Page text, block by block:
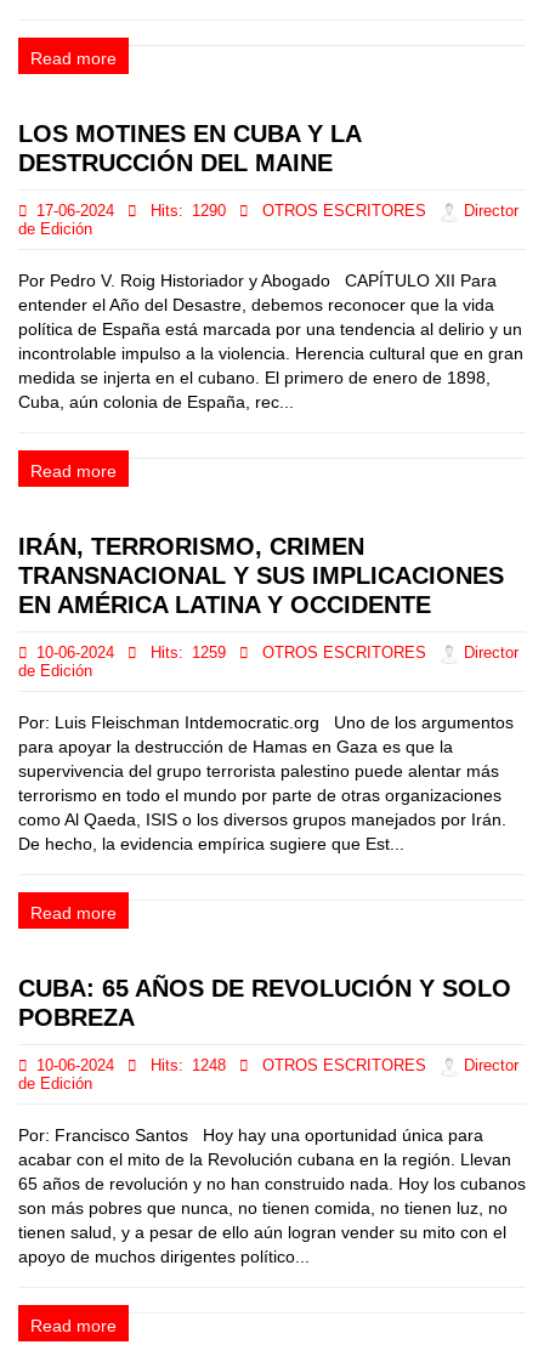
Read more
LOS MOTINES EN CUBA Y LA
DESTRUCCIÓN DEL MAINE
17-06-2024 Hits: 1290 OTROS ESCRITORES
Director
de Edición
Por Pedro V. Roig Historiador y Abogado CAPÍTULO XII Para
entender el Año del Desastre, debemos reconocer que la vida
política de España está marcada por una tendencia al delirio y un
incontrolable impulso a la violencia. Herencia cultural que en gran
medida se injerta en el cubano. El primero de enero de 1898,
Cuba, aún colonia de España, rec...
Read more
IRÁN, TERRORISMO, CRIMEN
TRANSNACIONAL Y SUS IMPLICACIONES
EN AMÉRICA LATINA Y OCCIDENTE
10-06-2024 Hits: 1259 OTROS ESCRITORES
Director
de Edición
Por: Luis Fleischman Intdemocratic.org Uno de los argumentos
para apoyar la destrucción de Hamas en Gaza es que la
supervivencia del grupo terrorista palestino puede alentar más
terrorismo en todo el mundo por parte de otras organizaciones
como Al Qaeda, ISIS o los diversos grupos manejados por Irán.
De hecho, la evidencia empírica sugiere que Est...
Read more
CUBA: 65 AÑOS DE REVOLUCIÓN Y SOLO
POBREZA
10-06-2024 Hits: 1248 OTROS ESCRITORES
Director
de Edición
Por: Francisco Santos Hoy hay una oportunidad única para
acabar con el mito de la Revolución cubana en la región. Llevan
65 años de revolución y no han construido nada. Hoy los cubanos
son más pobres que nunca, no tienen comida, no tienen luz, no
tienen salud, y a pesar de ello aún logran vender su mito con el
apoyo de muchos dirigentes político...
Read more